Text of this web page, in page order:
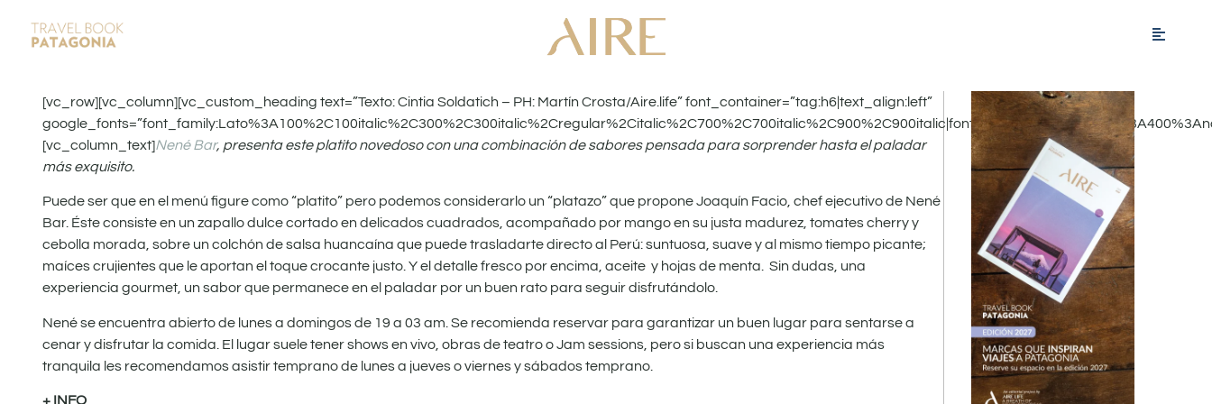
[vc_row][vc_column][vc_custom_heading text=”Texto: Cintia Soldatich – PH: Martín Crosta/Aire.life” font_container=”tag:h6|text_align:left”
[vc_column_text]Nené Bar, presenta este platito novedoso con una combinación de sabores pensada para sorprender hasta el paladar
más exquisito.
Puede ser que en el menú figure como “platito” pero podemos considerarlo un “platazo”que propone Joaquín Facio, chef ejecutivo de Nené
Bar. Éste consiste en un zapallo dulce cortado en delicados cuadrados, acompañado por mango en su justa madurez, tomates cherry y
cebolla morada, sobre un colchón de salsa huancaína que puede trasladarte directo al Perú: suntuosa, suave y al mismo tiempo picante;
maíces crujientes que le aportan el toque crocante justo. Y el detalle fresco por encima, aceite y hojas de menta. Sin dudas, una
experiencia gourmet, un sabor que permanece en el paladar por un buen rato para seguir disfrutándolo.
Nené se encuentra abierto de lunes a domingos de 19 a 03 am. Se recomienda reservar para garantizar un buen lugar para sentarse a
cenar y disfrutar la comida. El lugar suele tener shows en vivo, obras de teatro o Jam sessions, pero si buscan una experiencia más
tranquila les recomendamos asistir temprano de lunes a jueves o viernes y sábados temprano.
+ INFO